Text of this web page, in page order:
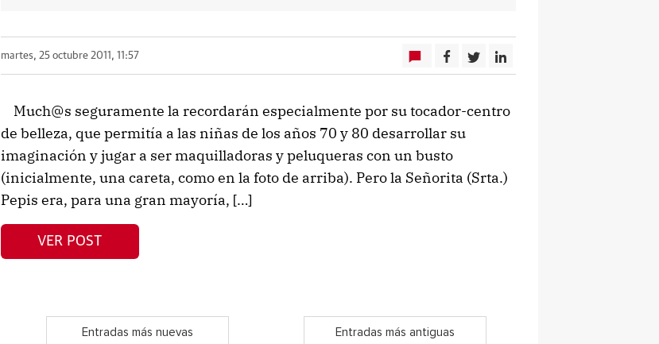
martes, 25 octubre 2011, 11:57
Much@s seguramente la recordarán especialmente por su tocador-centro
de belleza, que permitía a las niñas de los años 70 y 80 desarrollar su
imaginación y jugar a ser maquilladoras y peluqueras con un busto
(inicialmente, una careta, como en la foto de arriba). Pero la Señorita (Srta.)
Pepis era, para una gran mayoría, […]
VER POST
Entradas más nuevas Entradas más antiguas